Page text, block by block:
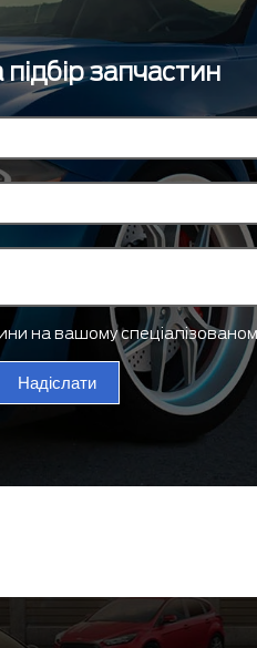
запчастин
на вашому
Надіслати